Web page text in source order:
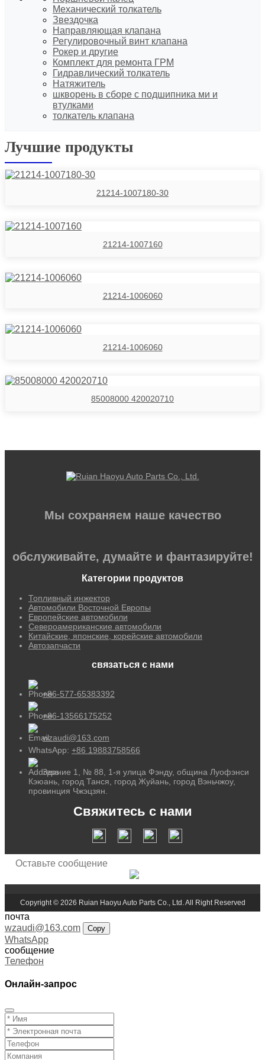
Механический толкатель
Звездочка
Направляющая клапана
Регулировочный винт клапана
Рокер и другие
Комплект для ремонта ГРМ
Гидравлический толкатель
Натяжитель
шкворень в сборе с подшипника ми и
втулками
толкатель клапана
Лучшие продукты
21214-1007180-30
21214-1007160
21214-1006060
21214-1006060
85008000 420020710
Мы сохраняем наше качество
обслуживайте, думайте и фантазируйте!
Категории продуктов
Топливный инжектор
Автомобили Восточной Европы
Европейские автомобили
Североамериканские автомобили
Китайские, японские, корейские автомобили
Автозапчасти
связаться с нами
+86-577-65383392
+86-13566175252
wzaudi@163.com
WhatsApp: +86 19883758566
Здание 1, № 88, 1-я улица Фэнду, община Луофэнси
Кэюань, город Танся, город Жуйань, город Вэньчжоу,
провинция Чжэцзян.
Свяжитесь с нами
Copyright © 2026 Ruian Haoyu Auto Parts Co., Ltd. All Right Reserved
почта
wzaudi@163.com
Copy
WhatsApp
сообщение
Телефон
Онлайн-запрос